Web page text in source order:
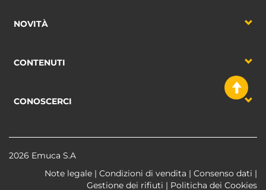
NOVITÀ
CONTENUTI
CONOSCERCI
2026 Emuca S.A
Note legale | Condizioni di vendita | Consenso dati |
Gestione dei rifiuti | Politicha dei Cookies